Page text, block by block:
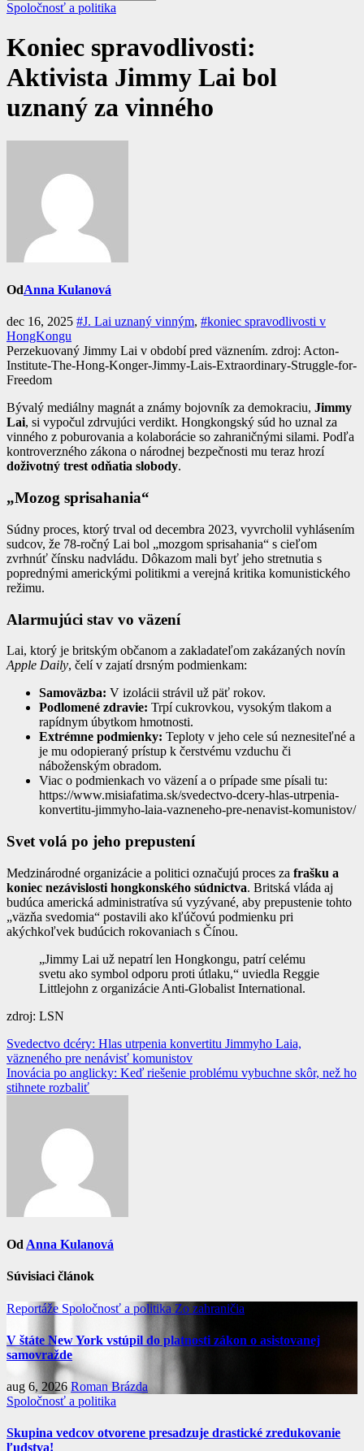
Spoločnosť a politika
Koniec spravodlivosti:
Aktivista Jimmy Lai bol
uznaný za vinného
OdAnna Kulanová
dec 16, 2025 #J. Lai uznaný vinným, #koniec spravodlivosti v
HongKongu
Perzekuovaný Jimmy Lai v období pred väznením. zdroj: Acton-
Institute-The-Hong-Konger-Jimmy-Lais-Extraordinary-Struggle-for-
Freedom
Bývalý mediálny magnát a známy bojovník za demokraciu, Jimmy
Lai, si vypočul zdrvujúci verdikt. Hongkongský súd ho uznal za
vinného z poburovania a kolaborácie so zahraničnými silami. Podľa
kontroverzného zákona o národnej bezpečnosti mu teraz hrozí
doživotný trest odňatia slobody.
„Mozog sprisahania“
Súdny proces, ktorý trval od decembra 2023, vyvrcholil vyhlásením
sudcov, že 78-ročný Lai bol „mozgom sprisahania“ s cieľom
zvrhnúť čínsku nadvládu. Dôkazom mali byť jeho stretnutia s
poprednými americkými politikmi a verejná kritika komunistického
režimu.
Alarmujúci stav vo väzení
Lai, ktorý je britským občanom a zakladateľom zakázaných novín
Apple Daily, čelí v zajatí drsným podmienkam:
Samoväzba: V izolácii strávil už päť rokov.
Podlomené zdravie: Trpí cukrovkou, vysokým tlakom a
rapídnym úbytkom hmotnosti.
Extrémne podmienky: Teploty v jeho cele sú neznesiteľné a
je mu odopieraný prístup k čerstvému vzduchu či
náboženským obradom.
Viac o podmienkach vo väzení a o prípade sme písali tu:
https://www.misiafatima.sk/svedectvo-dcery-hlas-utrpenia-
konvertitu-jimmyho-laia-vazneneho-pre-nenavist-komunistov/
Svet volá po jeho prepustení
Medzinárodné organizácie a politici označujú proces za frašku a
koniec nezávislosti hongkonského súdnictva. Britská vláda aj
budúca americká administratíva sú vyzývané, aby prepustenie tohto
„väzňa svedomia“ postavili ako kľúčovú podmienku pri
akýchkoľvek budúcich rokovaniach s Čínou.
„Jimmy Lai už nepatrí len Hongkongu, patrí celému
svetu ako symbol odporu proti útlaku,“ uviedla Reggie
Littlejohn z organizácie Anti-Globalist International.
zdroj: LSN
Navigácia
v
článku
Svedectvo dcéry: Hlas utrpenia konvertitu Jimmyho Laia,
väzneného pre nenávisť komunistov
Inovácia po anglicky: Keď riešenie problému vybuchne skôr, než ho
stihnete rozbaliť
Od Anna Kulanová
Súvisiaci článok
Reportáže Spoločnosť a politika Zo zahraničia
V štáte New York vstúpil do platnosti zákon o asistovanej
samovražde
aug 6, 2026 Roman Brázda
Spoločnosť a politika
Skupina vedcov otvorene presadzuje drastické zredukovanie
ľudstva!